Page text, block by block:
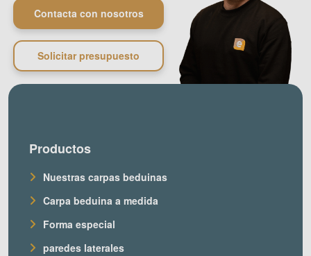
Contacta con nosotros
Solicitar presupuesto
Productos
Nuestras carpas beduinas
Carpa beduina a medida
Forma especial
paredes laterales